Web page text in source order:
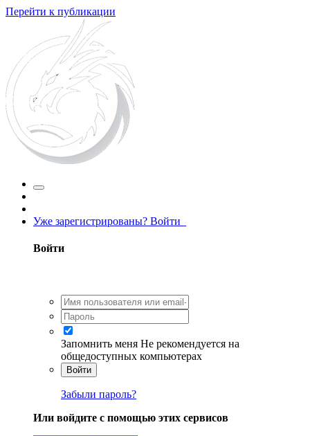
Перейти к публикации
Уже зарегистрированы? Войти
Войти
Запомнить меня Не рекомендуется на
общедоступных компьютерах
Войти
Забыли пароль?
Или войдите с помощью этих сервисов